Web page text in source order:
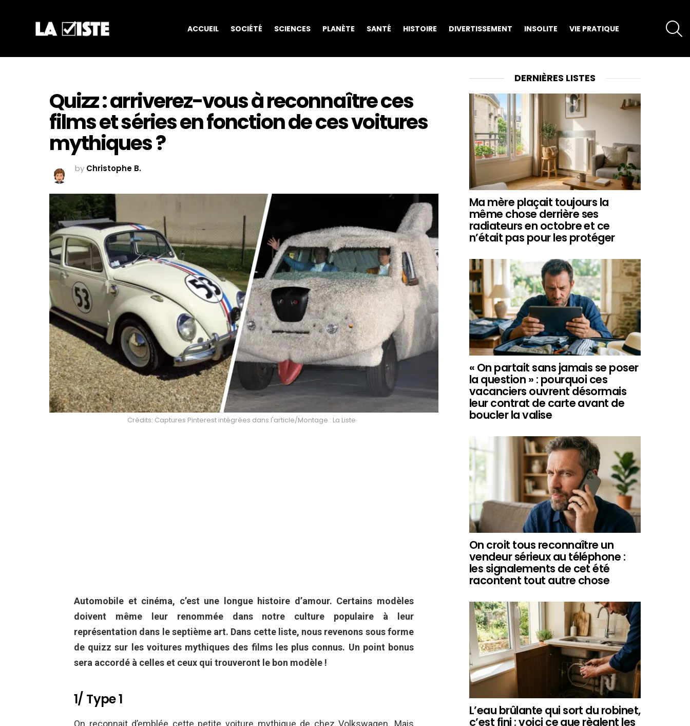
ACCUEIL SOCIÉTÉ SCIENCES PLANÈTE SANTÉ HISTOIRE DIVERTISSEMENT INSOLITE VIE PRATIQUE
Quizz : arriverez-vous à reconnaître ces
films et séries en fonction de ces voitures
mythiques ?
by Christophe B.
Crédits: Captures Pinterest intégrées dans l'article/Montage : La Liste
Automobile et cinéma, c’est une longue histoire d’amour. Certains modèles
doivent même leur renommée dans notre culture populaire à leur
représentation dans le septième art. Dans cette liste, nous revenons sous forme
de quizz sur les voitures mythiques des films les plus connus. Un point bonus
sera accordé à celles et ceux qui trouveront le bon modèle !
1/ Type 1
On reconnait d’emblée cette petite voiture mythique de chez Volkswagen. Mais
DERNIÈRES LISTES
Ma mère plaçait toujours la
même chose derrière ses
radiateurs en octobre et ce
n’était pas pour les protéger
« On partait sans jamais se poser
la question » : pourquoi ces
vacanciers ouvrent désormais
leur contrat de carte avant de
boucler la valise
On croit tous reconnaître un
vendeur sérieux au téléphone :
les signalements de cet été
racontent tout autre chose
L’eau brûlante qui sort du robinet,
c’est fini : voici ce que règlent les